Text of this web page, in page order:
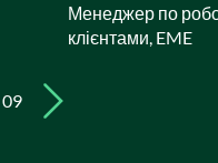
Менеджер по
клієнтами, EME
09